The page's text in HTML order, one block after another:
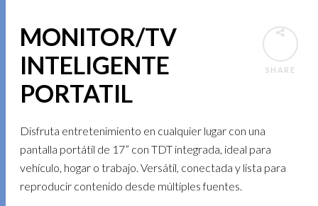
SHARE
MONITOR/TV
INTELIGENTE
PORTATIL
Disfruta entretenimiento en cualquier lugar con una
pantalla portátil de 17” con TDT integrada, ideal para
vehículo, hogar o trabajo. Versátil, conectada y lista para
reproducir contenido desde múltiples fuentes.